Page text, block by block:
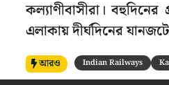
কল্যাণীবাসীরা।
এলাকায় দীর্ঘদিনের
আরও Indian Railways